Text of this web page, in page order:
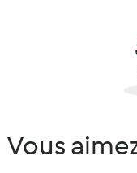
Vous